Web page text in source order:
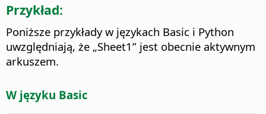
Przykład:
Poniższe przykłady w językach Basic i Python
uwzględniają, że „Sheet1” jest obecnie aktywnym
arkuszem.
W języku Basic